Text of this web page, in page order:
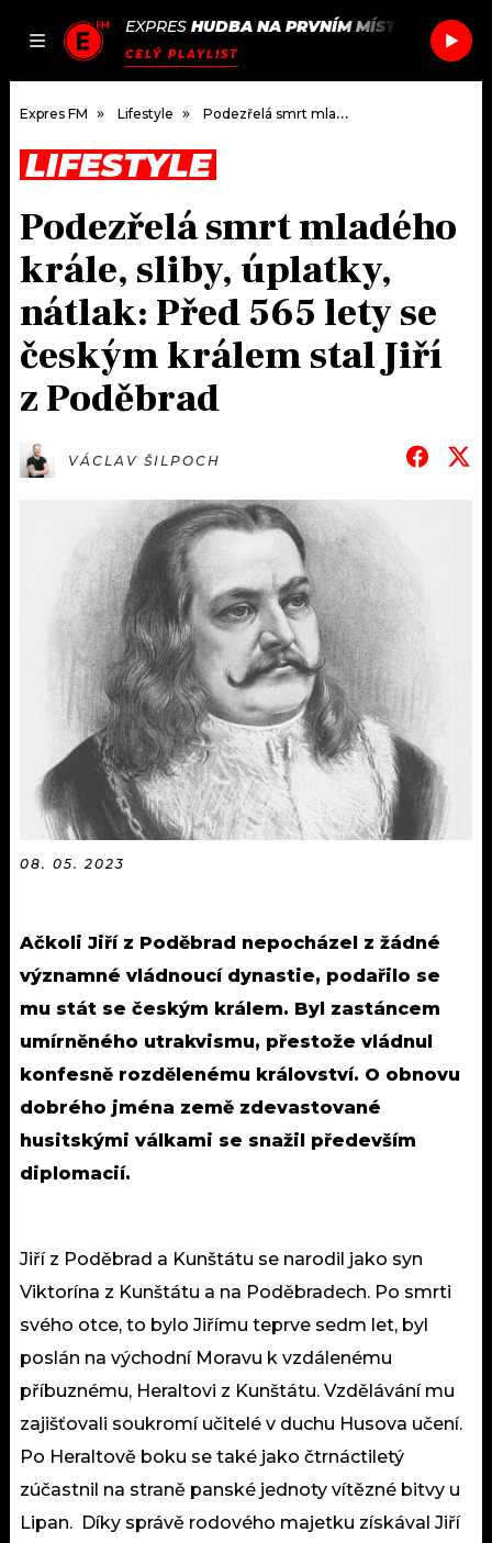
JAK
SEZNAM.CZ
EXPRES HUDBA NA PRVNÍM MÍSTĚ EMF I
CELÝ PLAYLIST
DOMŮ
ČLÁNKY
AKTUÁLNĚ
HUDBA
ROZHOVORY
#NEBUDUDOMA
KALENDÁŘ
TRENDY
KULTURA
MIX
OSTATNÍ
PODCASTY
JAK NALADIT
RÁDIO
APLIKACE
PLAYLIST
JAK NALADIT
SOUTĚŽE
Expres FM Lifestyle Podezřelá smrt mladého krále, sliby, úplatky, nátlak: Před 565 lety se českým králem stal Jiří z Poděbrad
LIFESTYLE
Podezřelá smrt mladého
krále, sliby, úplatky,
nátlak: Před 565 lety se
českým králem stal Jiří
z Poděbrad
VÁCLAV ŠILPOCH
08. 05. 2023
Ačkoli Jiří z Poděbrad nepocházel z žádné
významné vládnoucí dynastie, podařilo se
mu stát se českým králem. Byl zastáncem
umírněného utrakvismu, přestože vládnul
konfesně rozdělenému království. O obnovu
dobrého jména země zdevastované
husitskými válkami se snažil především
diplomacií.
Jiří z Poděbrad a Kunštátu se narodil jako syn
Viktorína z Kunštátu a na Poděbradech. Po smrti
svého otce, to bylo Jiřímu teprve sedm let, byl
poslán na východní Moravu k vzdálenému
příbuznému, Heraltovi z Kunštátu. Vzdělávání mu
zajišťovali soukromí učitelé v duchu Husova učení.
Po Heraltově boku se také jako čtrnáctiletý
zúčastnil na straně panské jednoty vítězné bitvy u
Lipan. Díky správě rodového majetku získával Jiří